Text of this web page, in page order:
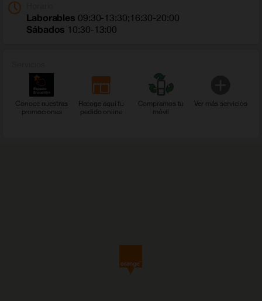
Laborables 09:30-13:30;16:30-20:00
Sábados 10:30-13:00
Conoce nuestras
promociones
Recoge aquí tu
pedido online
Compramos tu
móvil
Ver más servicios